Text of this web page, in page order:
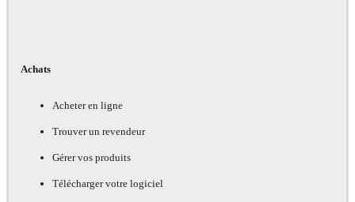
Achats
Acheter en ligne
Trouver un revendeur
Gérer vos produits
Télécharger votre logiciel